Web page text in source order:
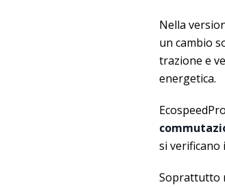
Nella
un cambio
trazione e
energetica.
si
Soprattutto